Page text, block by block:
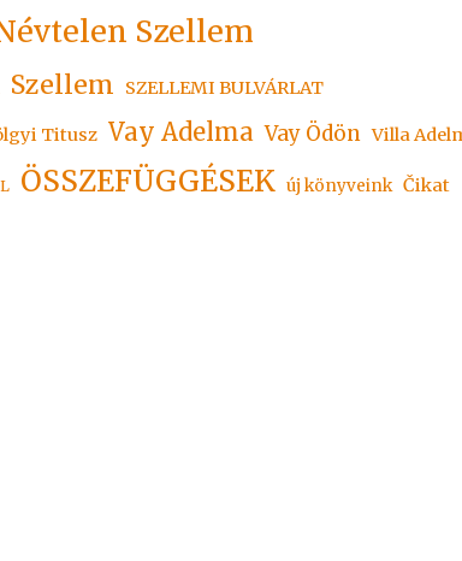
Szellem
Szellem SZELLEMI BULVÁRLAT
Titusz Vay Adelma Vay Ödön Villa
ÖSSZEFÜGGÉSEK új könyveink Čikat